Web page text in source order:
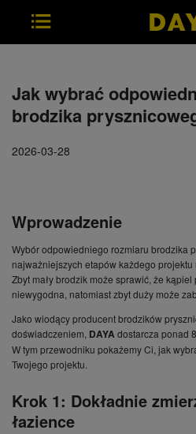
Jak wybrać
brodzika
2026-03-28
Wprowadzenie
Wybór odpowiedniego rozmiaru brodzika
najważniejszych etapów każdego
Zbyt mały brodzik może sprawić, że
niewygodna, natomiast zbyt duży może
Jako wiodący producent brodzików
doświadczeniem, DAYAdostarcza ponad
W tym przewodniku pokażemy Ci, jak
Twojego projektu.
Krok 1: Dokładnie
łazience